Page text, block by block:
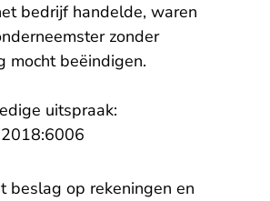
bedrijf handelde, waren
zonder
mocht beëindigen.
uitspraak:
beslag op rekeningen en